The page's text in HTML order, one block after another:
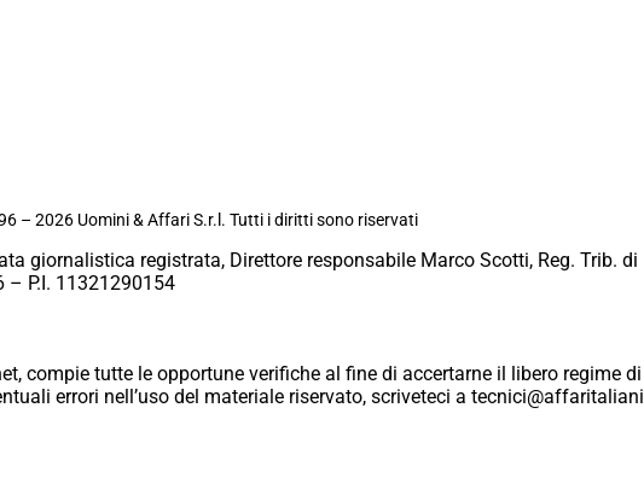
– 2026 Uomini & Affari S.r.l. Tutti i diritti sono riservati
giornalistica registrata, Direttore responsabile Marco Scotti, Reg. Trib. di
– P.I. 11321290154
compie tutte le opportune verifiche al fine di accertarne il libero regime
errori nell’uso del materiale riservato, scriveteci a